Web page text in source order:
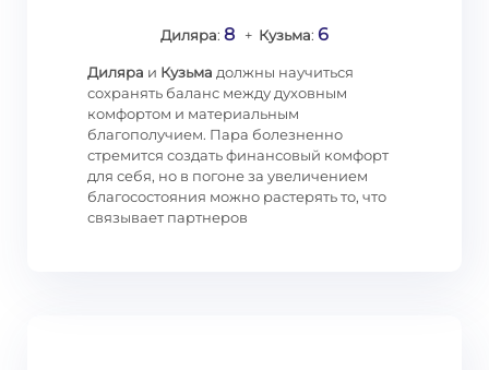
Диляра: 8 + Кузьма: 6
Диляра и Кузьма должны научиться
сохранять баланс между духовным
комфортом и материальным
благополучием. Пара болезненно
стремится создать финансовый комфорт
для себя, но в погоне за увеличением
благосостояния можно растерять то, что
связывает партнеров